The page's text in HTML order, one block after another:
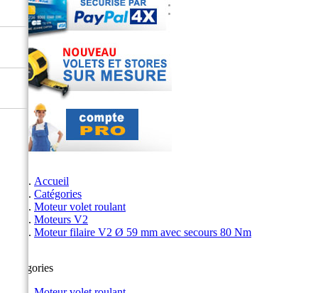
Accueil
Catégories
Moteur volet roulant
Moteurs V2
Moteur filaire V2 Ø 59 mm avec secours 80 Nm
Catégories